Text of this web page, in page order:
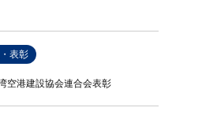
表彰
空港建設協会連合会表彰